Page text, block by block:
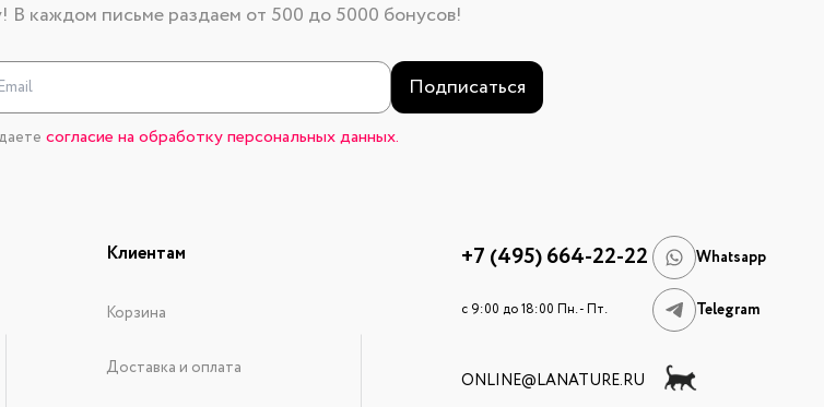
каждом письме раздаем от 500 до 5000 бонусов!
Подписаться
согласие на обработку персональных данных.
Клиентам
Корзина
Доставка и оплата
+7 (495) 664-22-22 Whatsapp
c 9:00 до 18:00 Пн. - Пт. Telegram
ONLINE@LANATURE.RU